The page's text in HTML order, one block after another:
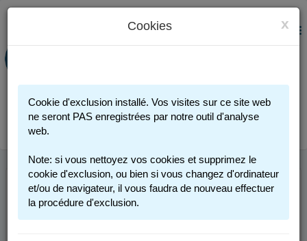
PORTAIL FAMILLE
Connexion
MENU
ANNÉE SCOLAIRE
2025-2026
x
Cookies
Cookie d'exclusion installé. Vos visites sur ce site web
ne seront PAS enregistrées par notre outil d'analyse
web.
Note: si vous nettoyez vos cookies et supprimez le
cookie d'exclusion, ou bien si vous changez d'ordinateur
et/ou de navigateur, il vous faudra de nouveau effectuer
la procédure d'exclusion.